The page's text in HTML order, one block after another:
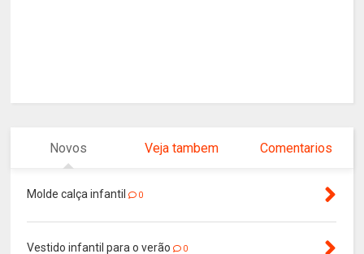
Novos Veja tambem Comentarios
Molde calça infantil 0
Vestido infantil para o verão 0